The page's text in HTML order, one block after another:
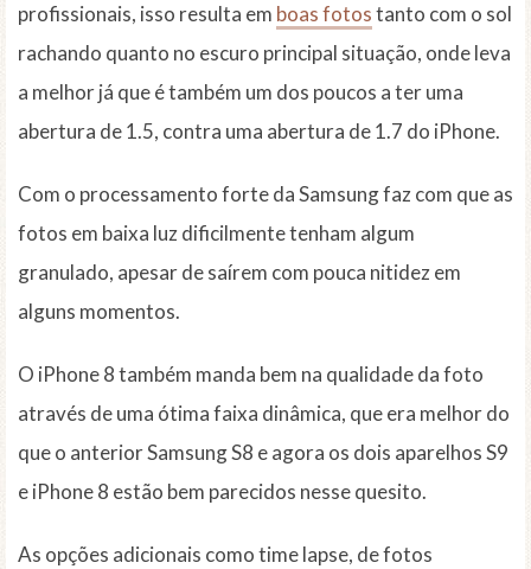
profissionais, isso resulta em boas fotostanto com o sol
rachando quanto no escuro principal situação, onde leva
a melhor já que é também um dos poucos a ter uma
abertura de 1.5, contra uma abertura de 1.7 do iPhone.
Com o processamento forte da Samsung faz com que as
fotos em baixa luz dificilmente tenham algum
granulado, apesar de saírem com pouca nitidez em
alguns momentos.
O iPhone 8 também manda bem na qualidade da foto
através de uma ótima faixa dinâmica, que era melhor do
que o anterior Samsung S8 e agora os dois aparelhos S9
e iPhone 8 estão bem parecidos nesse quesito.
As opções adicionais como time lapse, de fotos